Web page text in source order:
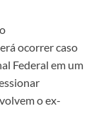
ocorrer caso
Federal em um
o ex-